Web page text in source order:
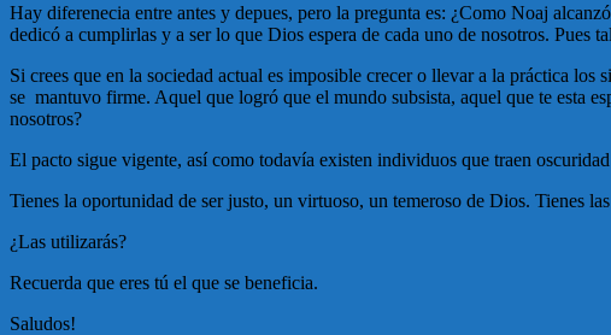
Hay diferenecia entre antes y depues, pero la pregunta es: ¿Como Noaj
dedicó a cumplirlas y a ser lo que Dios espera de cada uno de nosotros.
Si crees que en la sociedad actual es imposible crecer o llevar a la práctica
se mantuvo firme. Aquel que logró que el mundo subsista, aquel que te esta
nosotros?
El pacto sigue vigente, así como todavía existen individuos que traen
Tienes la oportunidad de ser justo, un virtuoso, un temeroso de Dios. Tienes
¿Las utilizarás?
Recuerda que eres tú el que se beneficia.
Saludos!